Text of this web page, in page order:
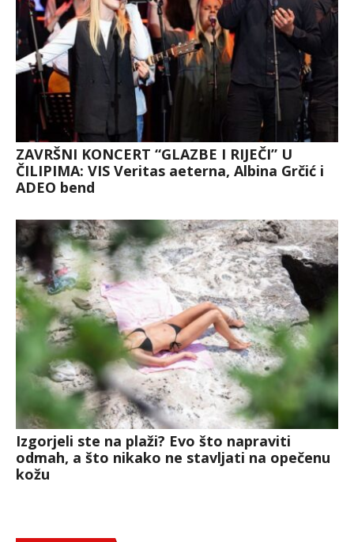
ZAVRŠNI KONCERT “GLAZBE I RIJEČI” U
ČILIPIMA: VIS Veritas aeterna, Albina Grčić i
ADEO bend
Izgorjeli ste na plaži? Evo što napraviti
odmah, a što nikako ne stavljati na opečenu
kožu